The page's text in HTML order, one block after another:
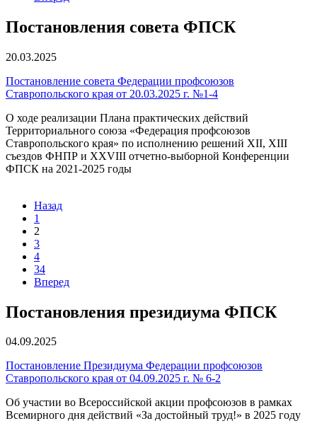
Постановления совета ФПСК
20.03.2025
Постановление совета Федерации профсоюзов
Ставропольского края от 20.03.2025 г. №1-4
О ходе реализации Плана практических действий
Территориального союза «Федерация профсоюзов
Ставропольского края» по исполнению решений XII, XIII
съездов ФНПР и XXVIII отчетно-выборной Конференции
ФПСК на 2021-2025 годы
Назад
1
2
3
4
34
Вперед
Постановления президиума ФПСК
04.09.2025
Постановление Президиума Федерации профсоюзов
Ставропольского края от 04.09.2025 г. № 6-2
Об участии во Всероссийской акции профсоюзов в рамках
Всемирного дня действий «За достойный труд!» в 2025 году